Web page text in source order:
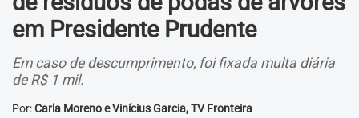
em Presidente Prudente
Em caso de descumprimento, foi fixada multa diária
de R$ 1 mil.
Por:Carla Moreno e Vinícius Garcia, TV Fronteira